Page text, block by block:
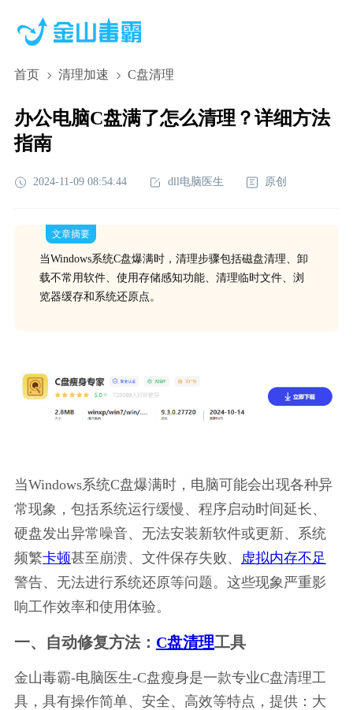
首页 清理加速 C盘清理
办公电脑C盘满了怎么清理？详细方法
指南
2024-11-09 08:54:44 dll电脑医生 原创
文章摘要
当Windows系统C盘爆满时，清理步骤包括磁盘清理、卸
载不常用软件、使用存储感知功能、清理临时文件、浏
览器缓存和系统还原点。
当Windows系统C盘爆满时，电脑可能会出现各种异
常现象，包括系统运行缓慢、程序启动时间延长、
硬盘发出异常噪音、无法安装新软件或更新、系统
频繁卡顿甚至崩溃、文件保存失败、
虚拟内存不足
警告、无法进行系统还原等问题。这些现象严重影
响工作效率和使用体验。
一、自动修复方法： C盘清理工具
金山毒霸-电脑医生-C盘瘦身是一款专业C盘清理工
具，具有操作简单、安全、高效等特点，提供：大